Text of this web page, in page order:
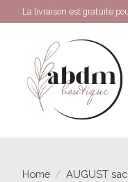
La livraison est gratuite
Home / AUGUST